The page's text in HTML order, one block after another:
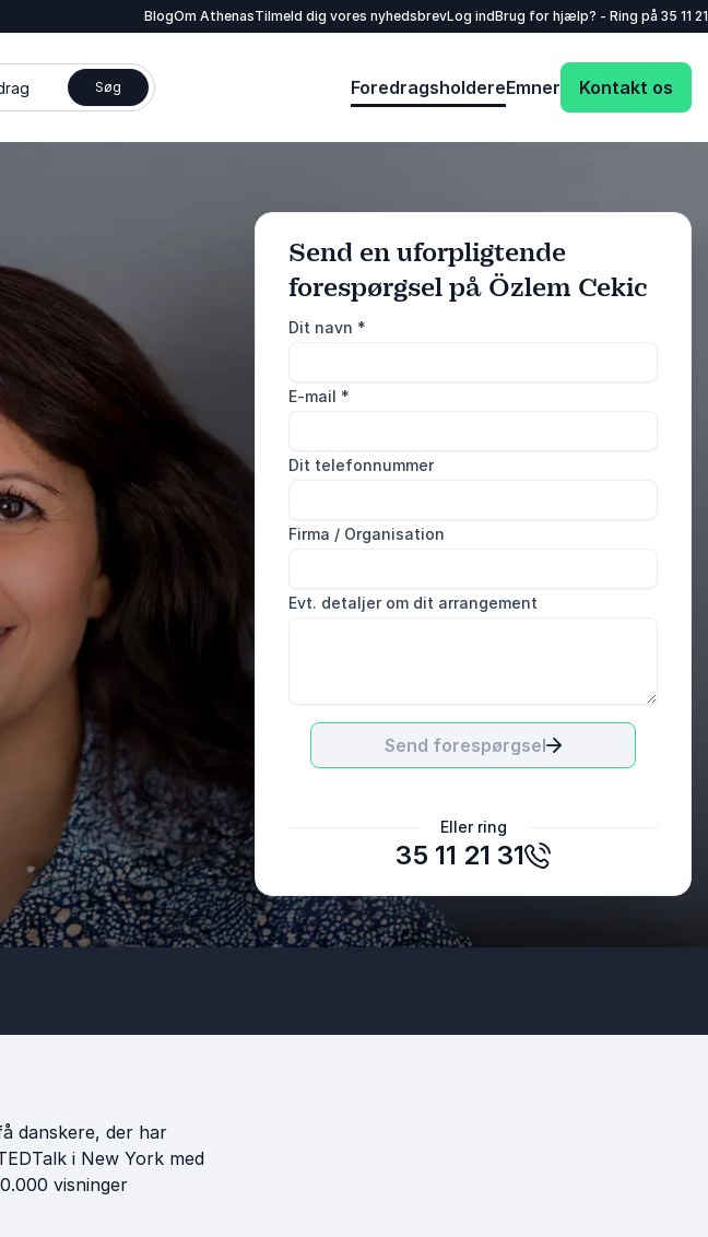
BlogOm AthenasTilmeld dig vores nyhedsbrevLog indBrug for hjælp? - Ring på 35 11
Søg ForedragsholdereEmner Kontakt os
Send en uforpligtende
forespørgsel på Özlem Cekic
Dit navn *
E-mail *
Dit telefonnummer
Firma / Organisation
Evt. detaljer om dit arrangement
Send forespørgsel
Eller ring
35 11 21 31
Folkehuset Kvaglund
danskere, der har
i New York med
visninger